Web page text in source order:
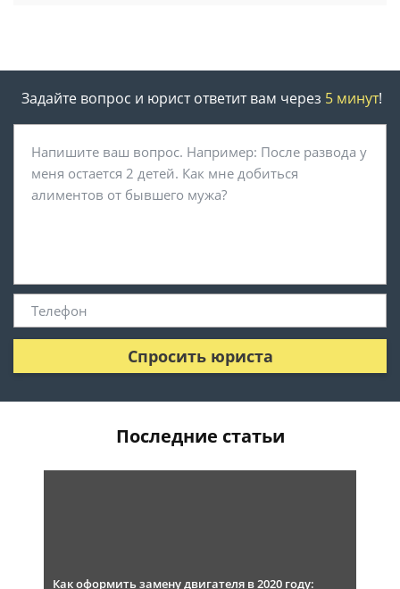
Задайте вопрос и юрист ответит вам через 5 минут!
Спросить юриста
Последние статьи
Как оформить замену двигателя в 2020 году: